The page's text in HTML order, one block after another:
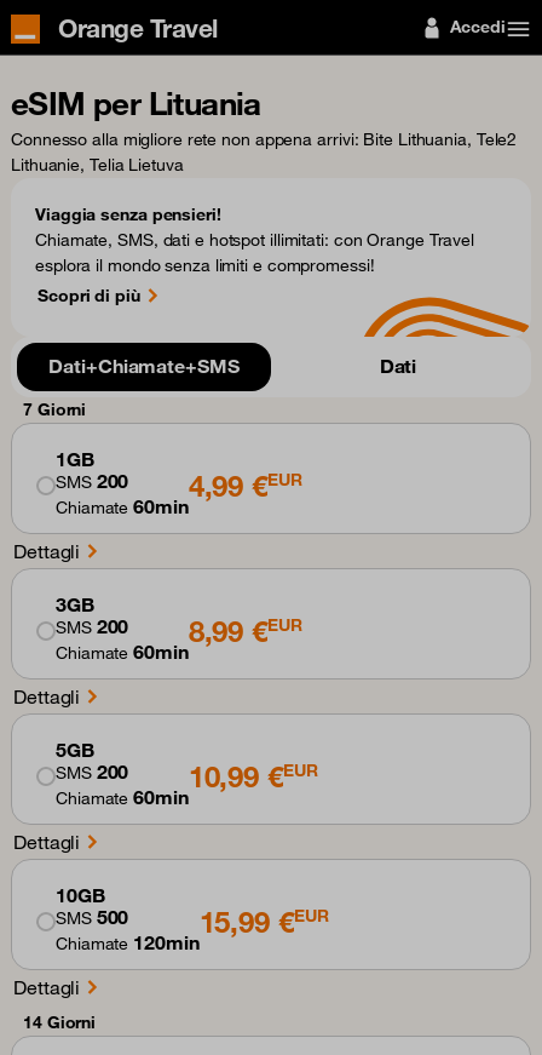
Orange Travel Accedi
eSIM per Lituania
Connesso alla migliore rete non appena arrivi: Bite Lithuania, Tele2
Lithuanie, Telia Lietuva
Viaggia senza pensieri!
Chiamate, SMS, dati e hotspot illimitati: con Orange Travel
esplora il mondo senza limiti e compromessi!
Scopri di più
Dati+Chiamate+SMS Dati
7 Giorni
1GB
SMS 200
Chiamate60min
4,99 €EUR
Dettagli
3GB
SMS 200
Chiamate60min
8,99 €EUR
Dettagli
5GB
SMS 200
Chiamate60min
10,99 €EUR
Dettagli
10GB
SMS 500
Chiamate 120min
15,99 €EUR
Dettagli
14 Giorni